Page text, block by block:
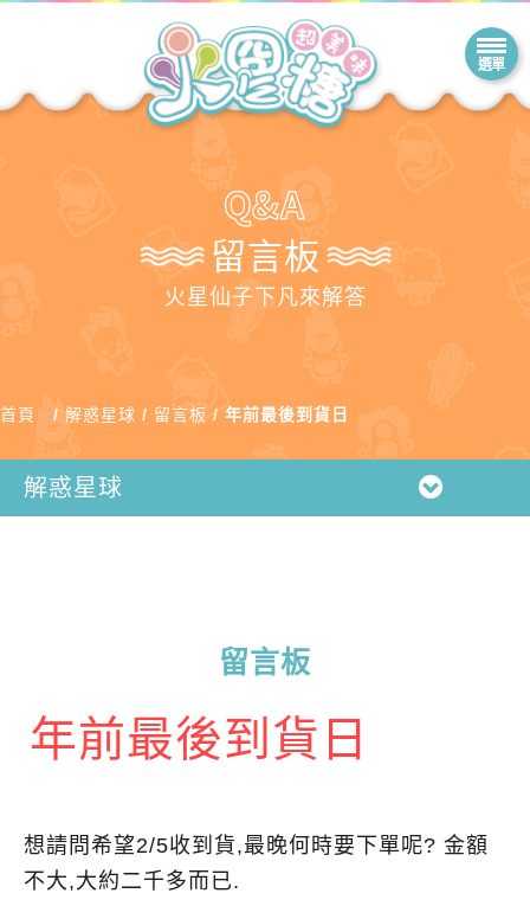
留言板
火星仙子下凡來解答
首頁 解惑星球 留言板 年前最後到貨日
解惑星球
留言板
年前最後到貨日
想請問希望2/5收到貨,最晚何時要下單呢? 金額
不大,大約二千多而已.